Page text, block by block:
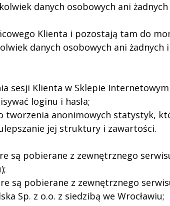
danych osobowych ani
Klienta i pozostają tam do
danych osobowych ani
sesji Klienta w Sklepie
loginu i hasła;
tworzenia anonimowych statystyk,
jej struktury i zawartości.
są pobierane z zewnętrznego
są pobierane z zewnętrznego
Sp. z o.o. z siedzibą we Wrocławiu;